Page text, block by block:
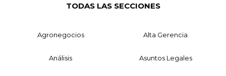
TODAS LAS SECCIONES
Agronegocios Alta Gerencia
Análisis Asuntos Legales